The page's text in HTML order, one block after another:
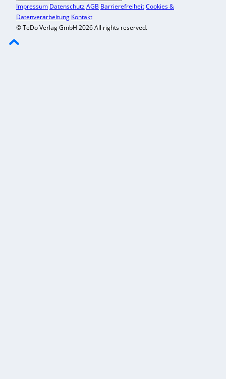
Impressum DatenschutzAGB BarrierefreiheitCookies &
Datenverarbeitung Kontakt
© TeDo Verlag GmbH 2026 All rights reserved.